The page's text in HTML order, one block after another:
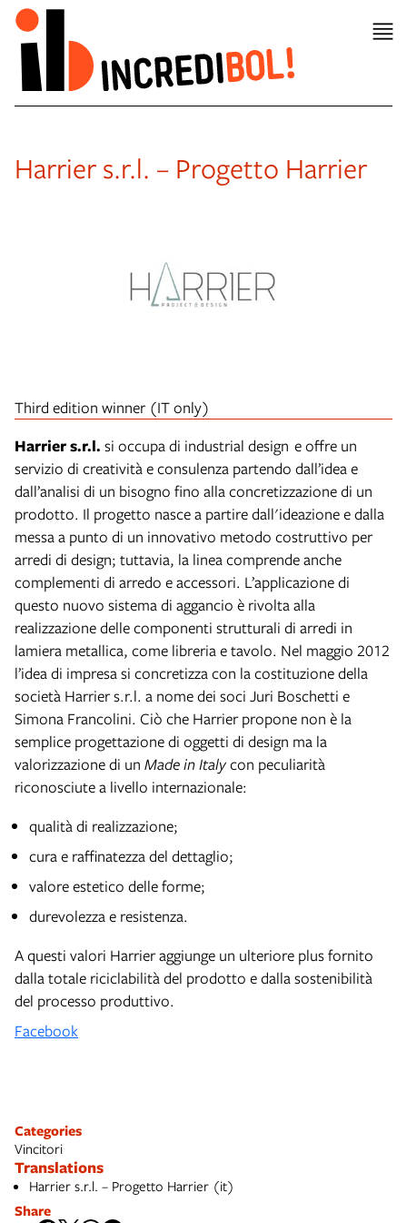
Harrier s.r.l. – Progetto Harrier
Third edition winner (IT only)
Harrier s.r.l. si occupa di industrial design e offre un
servizio di creatività e consulenza partendo dall’idea e
dall’analisi di un bisogno fino alla concretizzazione di un
prodotto. Il progetto nasce a partire dall'ideazione e dalla
messa a punto di un innovativo metodo costruttivo per
arredi di design; tuttavia, la linea comprende anche
complementi di arredo e accessori. L’applicazione di
questo nuovo sistema di aggancio è rivolta alla
realizzazione delle componenti strutturali di arredi in
lamiera metallica, come libreria e tavolo. Nel maggio 2012
l’idea di impresa si concretizza con la costituzione della
società Harrier s.r.l. a nome dei soci Juri Boschetti e
Simona Francolini. Ciò che Harrier propone non è la
semplice progettazione di oggetti di design ma la
valorizzazione di un Made in Italycon peculiarità
riconosciute a livello internazionale:
qualità di realizzazione;
cura e raffinatezza del dettaglio;
valore estetico delle forme;
durevolezza e resistenza.
A questi valori Harrier aggiunge un ulteriore plus fornito
dalla totale riciclabilità del prodotto e dalla sostenibilità
del processo produttivo.
Facebook
Categories
Vincitori
Translations
Harrier s.r.l. – Progetto Harrier (it)
Share